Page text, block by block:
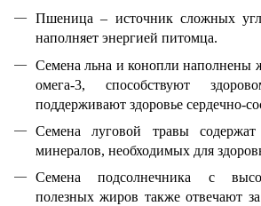
Пшеница – источник сложных
наполняет энергией питомца.
Семена льна и конопли наполнены
омега-3, способствуют
поддерживают здоровье сердечно-
Семена луговой травы
минералов, необходимых для
Семена подсолнечника с
полезных жиров также отвечают